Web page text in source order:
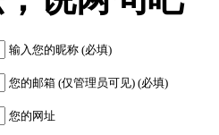
输入您的昵称 (必填)
您的邮箱 (仅管理员可见) (必填)
您的网址